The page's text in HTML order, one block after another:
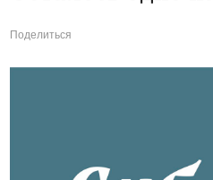
Поделиться